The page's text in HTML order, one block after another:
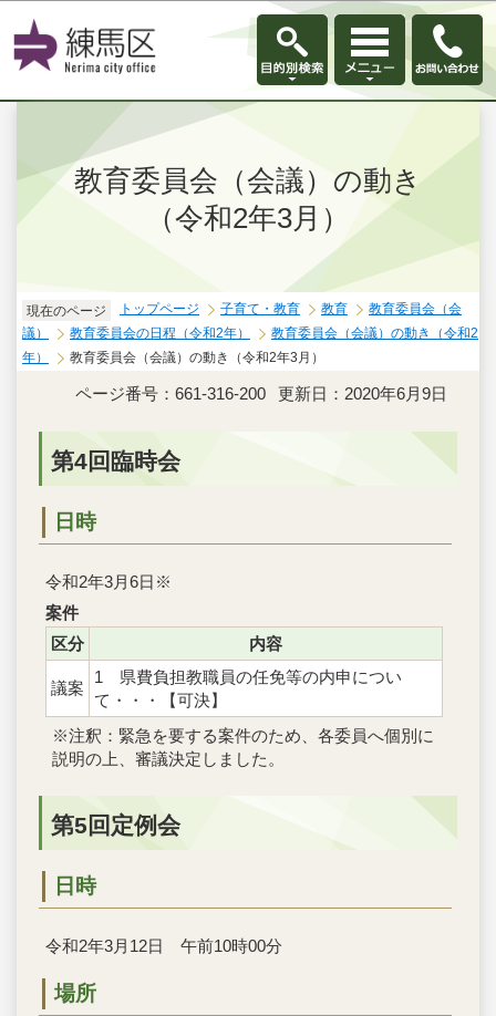
このページの本文へ移動
教育委員会（会議）の動き
（令和2年3月）
現在のページ トップページ 子育て・教育 教育
教育委員会（会
議）
教育委員会の日程（令和2年）
教育委員会（会議）の動き（令和2
年）
教育委員会（会議）の動き（令和2年3月）
ページ番号：661-316-200 更新日：2020年6月9日
第4回臨時会
日時
令和2年3月6日※
案件
区分
内容
議案
1 県費負担教職員の任免等の内申につい
て・・・【可決】
※注釈：緊急を要する案件のため、各委員へ個別に
説明の上、審議決定しました。
第5回定例会
日時
令和2年3月12日 午前10時00分
場所